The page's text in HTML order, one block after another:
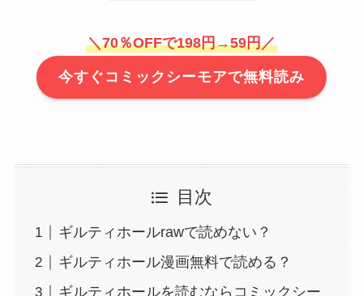
＼70％OFFで198円→59円／
今すぐコミックシーモアで無料読み
目次
ギルティホールrawで読めない？
ギルティホール漫画無料で読める？
ギルティホールを読むならコミックシー